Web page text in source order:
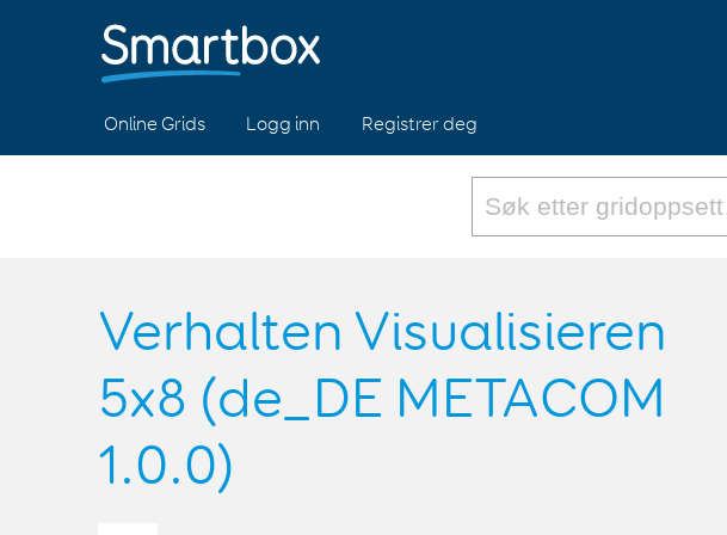
Online Grids Logg inn Registrer deg
Verhalten Visualisieren
5x8 (de_DE METACOM
1.0.0)